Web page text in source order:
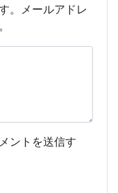
。メールアドレ
ントを送信す